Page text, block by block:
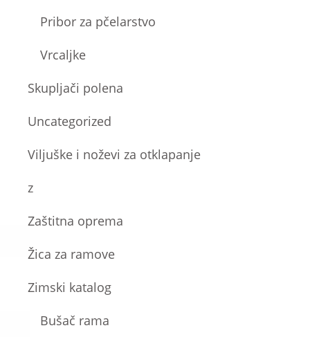
Pribor za pčelarstvo
Vrcaljke
Skupljači polena
Uncategorized
Viljuške i noževi za otklapanje
z
Zaštitna oprema
Žica za ramove
Zimski katalog
Bušač rama